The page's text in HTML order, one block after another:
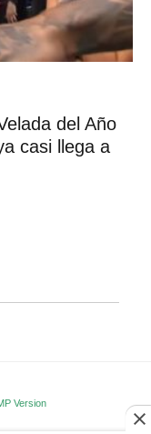
del Año
casi llega a
Version